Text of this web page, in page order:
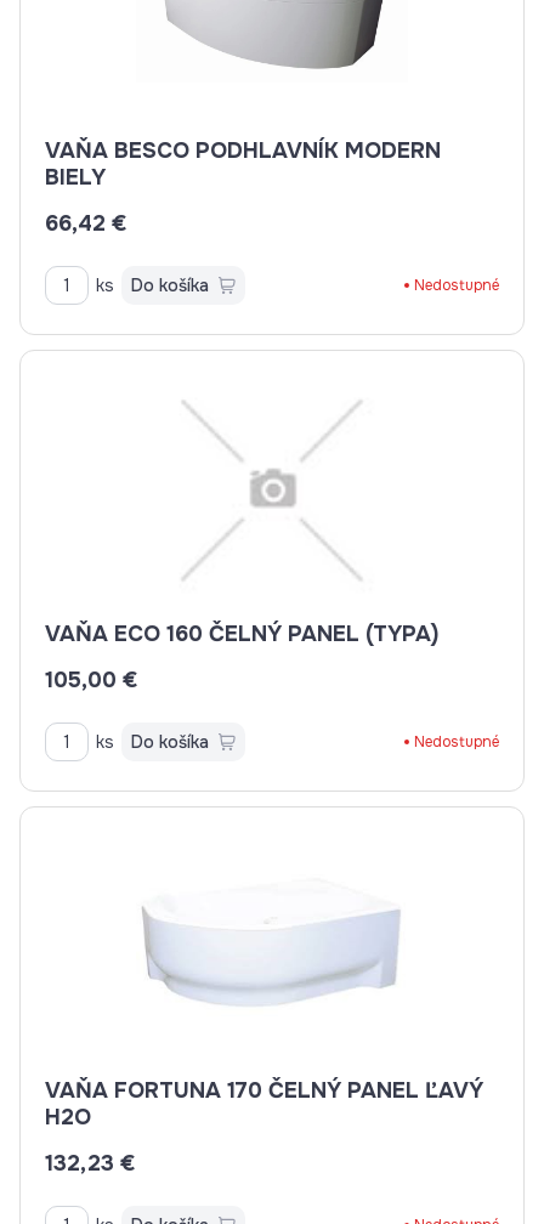
VAŇA BESCO PODHLAVNÍK MODERN
BIELY
66,42 €
ks Do košíka Nedostupné
VAŇA ECO 160 ČELNÝ PANEL (TYPA)
105,00 €
ks Do košíka Nedostupné
VAŇA FORTUNA 170 ČELNÝ PANEL ĽAVÝ
H2O
132,23 €